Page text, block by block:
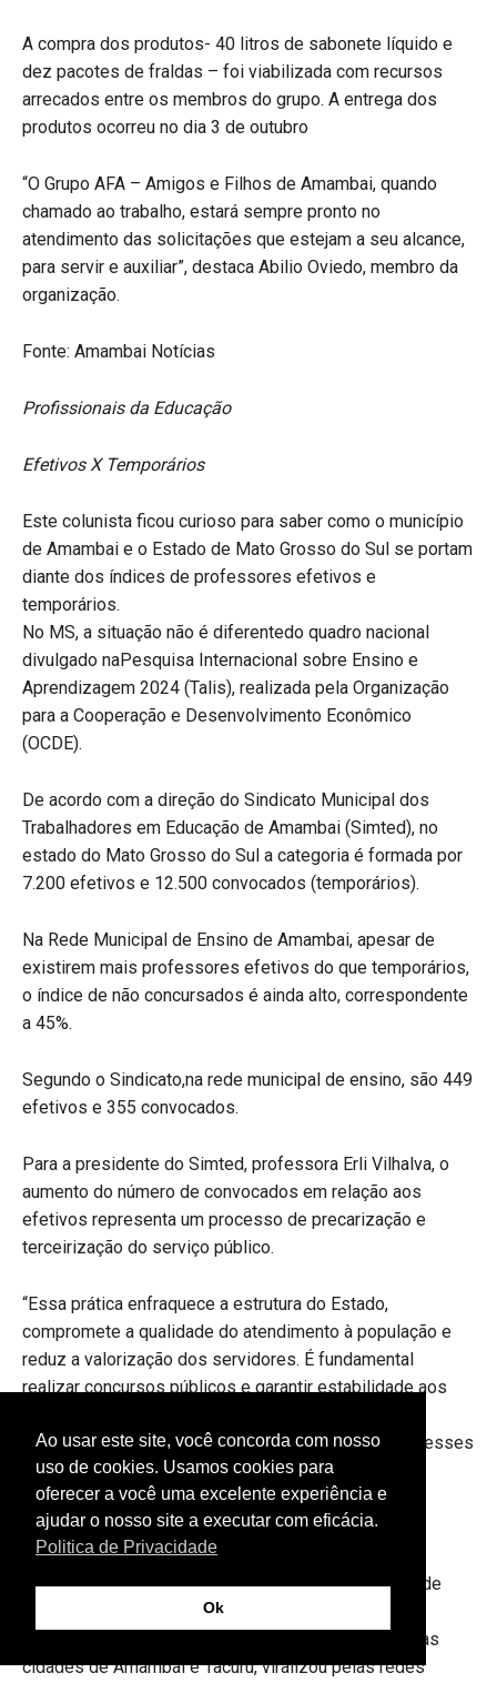
A compra dos produtos- 40 litros de sabonete líquido e
dez pacotes de fraldas – foi viabilizada com recursos
arrecados entre os membros do grupo. A entrega dos
produtos ocorreu no dia 3 de outubro
“O Grupo AFA – Amigos e Filhos de Amambai, quando
chamado ao trabalho, estará sempre pronto no
atendimento das solicitações que estejam a seu alcance,
para servir e auxiliar”, destaca Abilio Oviedo, membro da
organização.
Fonte: Amambai Notícias
Profissionais da Educação
Efetivos X Temporários
Este colunista ficou curioso para saber como o município
de Amambai e o Estado de Mato Grosso do Sul se portam
diante dos índices de professores efetivos e
temporários.
No MS, a situação não é diferentedo quadro nacional
divulgado naPesquisa Internacional sobre Ensino e
Aprendizagem 2024 (Talis), realizada pela Organização
para a Cooperação e Desenvolvimento Econômico
(OCDE).
De acordo com a direção do Sindicato Municipal dos
Trabalhadores em Educação de Amambai (Simted), no
estado do Mato Grosso do Sul a categoria é formada por
7.200 efetivos e 12.500 convocados (temporários).
Na Rede Municipal de Ensino de Amambai, apesar de
existirem mais professores efetivos do que temporários,
o índice de não concursados é ainda alto, correspondente
a 45%.
Segundo o Sindicato,na rede municipal de ensino, são 449
efetivos e 355 convocados.
Para a presidente do Simted, professora Erli Vilhalva, o
aumento do número de convocados em relação aos
efetivos representa um processo de precarização e
terceirização do serviço público.
“Essa prática enfraquece a estrutura do Estado,
compromete a qualidade do atendimento à população e
reduz a valorização dos servidores. É fundamental
realizar concursos públicos e garantir estabilidade aos
profissional, comprometido e independente de interesses
políticos”, ressalta Erli.
Rodovia Amambai/Tacuru
No início deste mês, publicação feita pelo morador de
Amambai, Alcir Zonattod, mostrando a falta de
manutenção da rodovia Guaira-Porã,no trecho entre as
cidades de Amambai e Tacuru, viralizou pelas redes
Ao usar este site, você concorda com nosso
uso de cookies. Usamos cookies para
oferecer a você uma excelente experiência e
ajudar o nosso site a executar com eficácia.
Politica de Privacidade
Ok